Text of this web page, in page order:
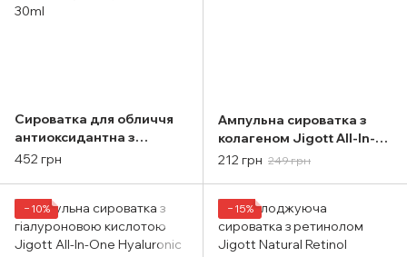
Сироватка для обличчя
антиоксидантна з
ідебенон Mary & May
452 грн
Ампульна сироватка з
колагеном Jigott All-In-
One Collagen Capsule
212 грн 249 грн
−10% −15%